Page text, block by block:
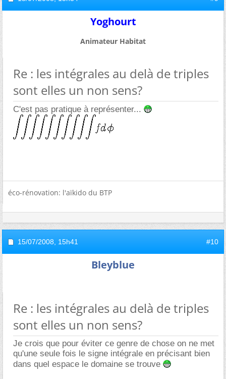
Yoghourt
Animateur Habitat
Re : les intégrales au delà de triples
sont elles un non sens?
C'est pas pratique à représenter...
éco-rénovation: l'aïkido du BTP
15/07/2008, 15h41 #10
Bleyblue
Re : les intégrales au delà de triples
sont elles un non sens?
Je crois que pour éviter ce genre de chose on ne met
qu'une seule fois le signe intégrale en précisant bien
dans quel espace le domaine se trouve